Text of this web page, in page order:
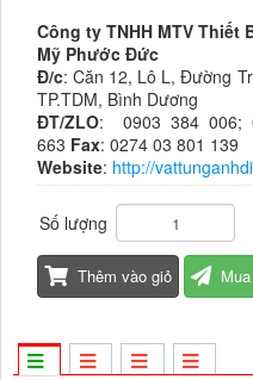
Công ty TNHH MTV Thiết
Mỹ Phước Đức
Đ/c: Căn 12, Lô L, Đường
TP.TDM, Bình Dương
ĐT/ZLO: 0903 384 006;
663 Fax: 0274 03 801 139
Website: http://
Số lượng
Thêm vào giỏ